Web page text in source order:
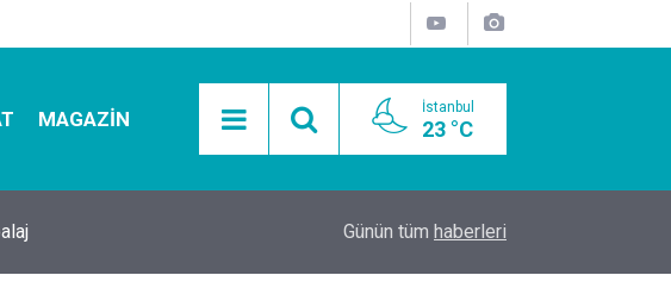
MAGAZIN İstanbul
23 °C
Mobil Araçlarla Hayır Lokması Dağıtımının
Günün tüm haberleri